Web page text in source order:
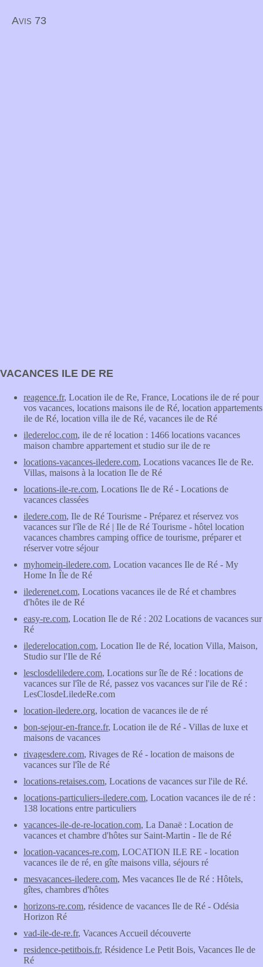
Avis 73
VACANCES ILE DE RE
reagence.fr, Location ile de Re, France, Locations ile de ré pour
vos vacances, locations maisons ile de Ré, location appartements
ile de Ré, location villa ile de Ré, vacances ile de Ré
iledereloc.com, ile de ré location : 1466 locations vacances
maison chambre appartement et studio sur ile de re
locations-vacances-iledere.com, Locations vacances Ile de Re.
Villas, maisons à la location Ile de Ré
locations-ile-re.com, Locations Ile de Ré - Locations de
vacances classées
iledere.com, Ile de Ré Tourisme - Préparez et réservez vos
vacances sur l'île de Ré | Ile de Ré Tourisme - hôtel location
vacances chambres camping office de tourisme, préparer et
réserver votre séjour
myhomein-iledere.com, Location vacances Ile de Ré - My
Home In Île de Ré
ilederenet.com, Locations vacances ile de Ré et chambres
d'hôtes ile de Ré
easy-re.com, Location Ile de Ré : 202 Locations de vacances sur
Ré
ilederelocation.com, Location Ile de Ré, location Villa, Maison,
Studio sur l'Ile de Ré
lesclosdeliledere.com, Locations sur île de Ré : locations de
vacances sur l'île de Ré, passez vos vacances sur l'ile de Ré :
LesClosdeLiledeRe.com
location-iledere.org, location de vacances ile de ré
bon-sejour-en-france.fr, Location ile de Ré - Villas de luxe et
maisons de vacances
rivagesdere.com, Rivages de Ré - location de maisons de
vacances sur l'île de Ré
locations-retaises.com, Locations de vacances sur l'ile de Ré.
locations-particuliers-iledere.com, Location vacances ile de ré :
138 locations entre particuliers
vacances-ile-de-re-location.com, La Danaë : Location de
vacances et chambre d'hôtes sur Saint-Martin - Ile de Ré
location-vacances-re.com, LOCATION ILE RE - location
vacances ile de ré, en gîte maisons villa, séjours ré
mesvacances-iledere.com, Mes vacances Ile de Ré : Hôtels,
gîtes, chambres d'hôtes
horizons-re.com, résidence de vacances Ile de Ré - Odésia
Horizon Ré
vad-ile-de-re.fr, Vacances Accueil découverte
residence-petitbois.fr, Résidence Le Petit Bois, Vacances Ile de
Ré